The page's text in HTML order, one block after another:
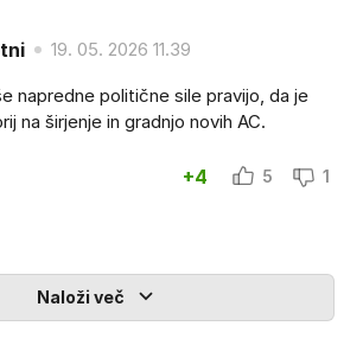
19. 05. 2026 11.39
napredne politične sile pravijo, da je
na širjenje in gradnjo novih AC.
+4 5 1
Naloži več